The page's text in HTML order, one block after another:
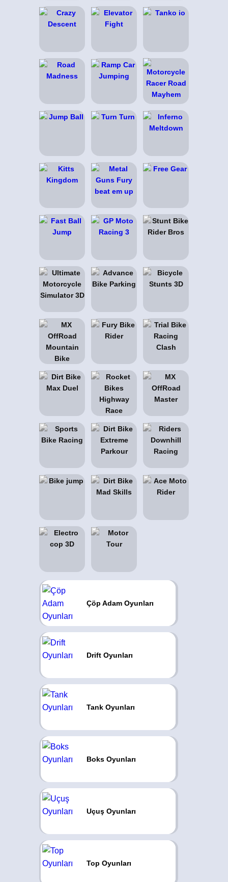
Çöp Adam Oyunları
Drift Oyunları
Tank Oyunları
Boks Oyunları
Uçuş Oyunları
Top Oyunları